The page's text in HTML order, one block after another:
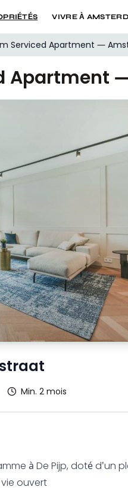
VIVRE À
Serviced Apartment —
Apartment
Min. 2 mois
à De Pijp, doté d'un
ouvert